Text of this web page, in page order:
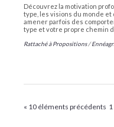
Découvrez la motivation
type, les visions du monde
amener parfois des
type et votre propre chemin
Rattaché à Propositions /
« 10 éléments précédents 1